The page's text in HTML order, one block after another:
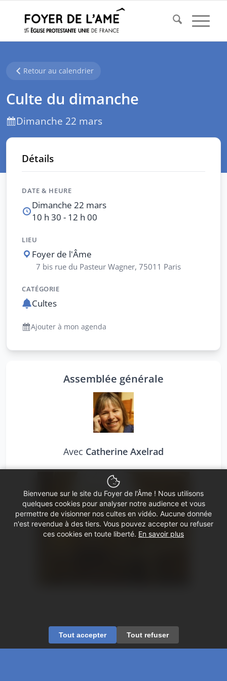
Retour au calendrier
Culte du dimanche
Dimanche 22 mars
Assemblée générale
Avec Catherine Axelrad
Détails
DATE & HEURE
Dimanche 22 mars
10 h 30 - 12 h 00
LIEU
Foyer de l'Âme
7 bis rue du Pasteur Wagner, 75011 Paris
CATÉGORIE
Cultes
Ajouter à mon agenda
Bienvenue sur le site du Foyer de l'Âme ! Nous utilisons
quelques cookies pour analyser notre audience et vous
permettre de visionner nos cultes en vidéo. Aucune donnée
n'est revendue à des tiers. Vous pouvez accepter ou refuser
ces cookies en toute liberté. En savoir plus
Tout accepter Tout refuser